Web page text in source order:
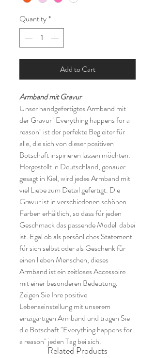
Quantity*
Add to Cart
Armband mit Gravur
Unser handgefertigtes Armband mit
der Gravur "Everything happens for a
reason" ist der perfekte Begleiter für
alle, die sich von dieser positiven
Botschaft inspirieren lassen möchten.
Hergestellt in Deutschland, genauer
gesagt in Kiel, wird jedes Armband mit
viel Liebe zum Detail gefertigt. Die
Gravur ist in verschiedenen schönen
Farben erhältlich, so dass für jeden
Geschmack das passende Modell dabei
ist. Egal ob als persönliches Statement
für sich selbst oder als Geschenk für
einen lieben Menschen, dieses
Armband ist ein zeitloses Accessoire
mit einer besonderen Bedeutung.
Zeigen Sie Ihre positive
Lebenseinstellung mit unserem
einzigartigen Armband und tragen Sie
die Botschaft "Everything happens for
a reason" jeden Tag bei sich.
Related Products